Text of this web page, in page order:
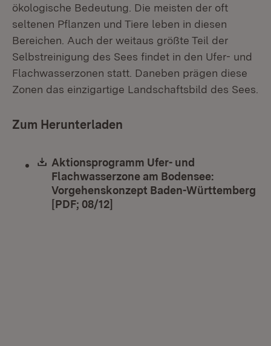
ökologische Bedeutung. Die meisten der oft
seltenen Pflanzen und Tiere leben in diesen
Bereichen. Auch der weitaus größte Teil der
Selbstreinigung des Sees findet in den Ufer- und
Flachwasserzonen statt. Daneben prägen diese
Zonen das einzigartige Landschaftsbild des Sees.
Zum Herunterladen
Download:
Aktionsprogramm Ufer- und
Flachwasserzone am Bodensee:
Vorgehenskonzept Baden-Württemberg
[PDF; 08/12]